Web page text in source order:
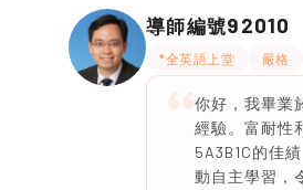
導師編號92010
*全英語上堂 嚴格
你好，我畢業
經驗。富耐性
5A3B1C的佳
動自主學習，